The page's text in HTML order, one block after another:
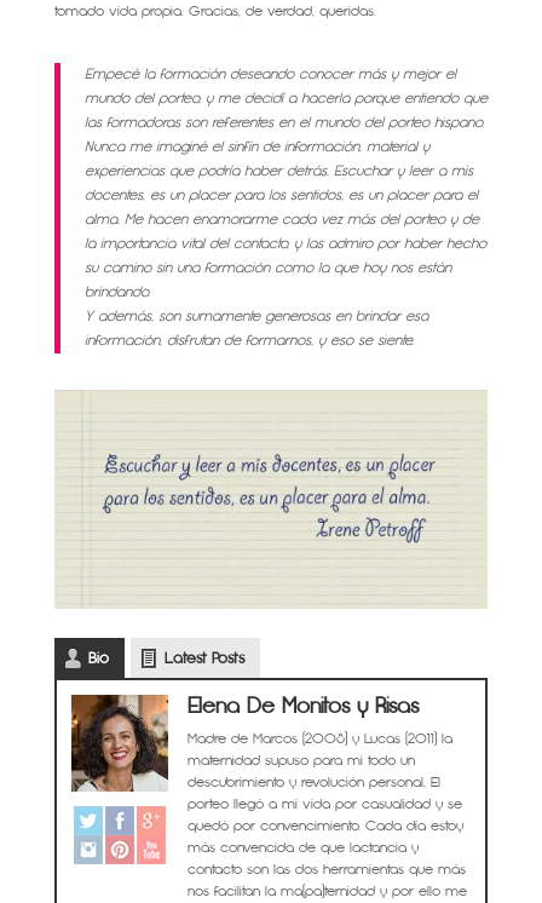
tomado vida propia. Gracias, de verdad, queridas.
Empecé la formación deseando conocer más y mejor el
mundo del porteo, y me decidí a hacerla porque entiendo que
las formadoras son referentes en el mundo del porteo hispano.
Nunca me imaginé el sinfín de información, material y
experiencias que podría haber detrás. Escuchar y leer a mis
docentes, es un placer para los sentidos, es un placer para el
alma. Me hacen enamorarme cada vez más del porteo y de
la importancia vital del contacto, y las admiro por haber hecho
su camino sin una formación como la que hoy nos están
brindando.
Y además, son sumamente generosas en brindar esa
información, disfrutan de formarnos, y eso se siente.
Bio Latest Posts
Elena De Monitos y Risas
Madre de Marcos (2008) y Lucas (2011) la
maternidad supuso para mi todo un
descubrimiento y revolución personal. El
porteo llegó a mi vida por casualidad y se
quedó por convencimiento. Cada día estoy
más convencida de que lactancia y
contacto son las dos herramientas que más
nos facilitan la ma(pa)ternidad y por ello me